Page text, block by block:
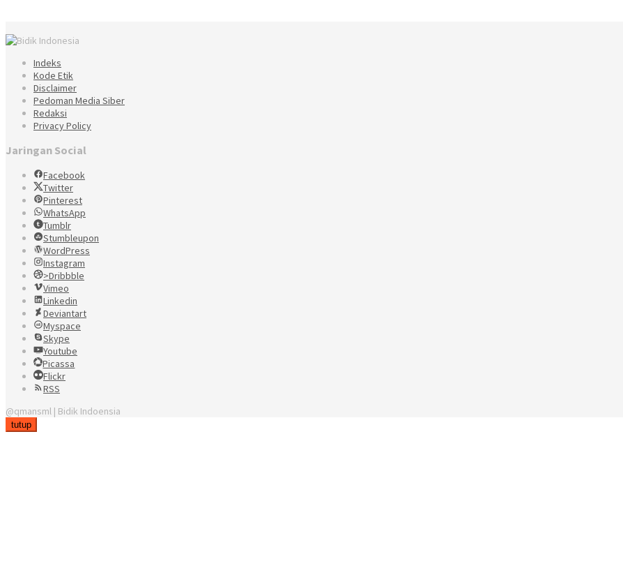
Indeks
Kode Etik
Disclaimer
Pedoman Media Siber
Redaksi
Privacy Policy
Jaringan Social
Facebook
Twitter
Pinterest
WhatsApp
Tumblr
Stumbleupon
WordPress
Instagram
>Dribbble
Vimeo
Linkedin
Deviantart
Myspace
Skype
Youtube
Picassa
Flickr
RSS
@qmansml | Bidik Indoensia
tutup